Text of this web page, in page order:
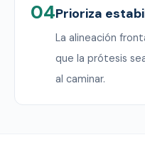
04Prioriza
La alineación
que la prótesis
al caminar.